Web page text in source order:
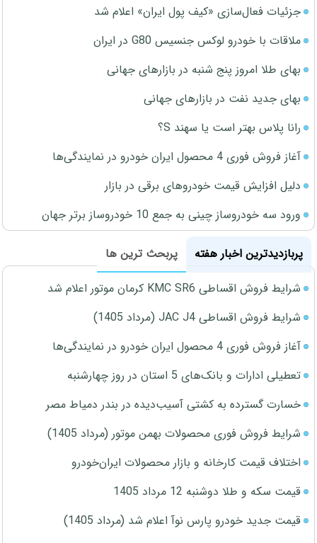
جزئیات فعال‌سازی «کیف پول ایران» اعلام شد
ملاقات با خودرو لوکس جنسیس G80 در ایران
بهای طلا امروز پنج شنبه در بازارهای جهانی
بهای جدید نفت در بازارهای جهانی
رانا پلاس بهتر است یا سهند S؟
آغاز فروش فوری 4 محصول ایران خودرو در نمایندگی‌ها
دلیل افزایش قیمت خودروهای برقی در بازار
ورود سه خودروساز چینی به جمع 10 خودروساز برتر جهان
پربازدیدترین اخبار هفته
پربحث ترین ها
شرایط فروش اقساطی KMC SR6 کرمان موتور اعلام شد
شرایط فروش اقساطی JAC J4 (مرداد 1405)
آغاز فروش فوری 4 محصول ایران خودرو در نمایندگی‌ها
تعطیلی ادارات و بانک‌های 5 استان در روز چهارشنبه
خسارت گسترده به کشتی آسیب‌دیده در بندر دمیاط مصر
شرایط فروش فوری محصولات بهمن موتور (مرداد 1405)
اختلاف قیمت کارخانه و بازار محصولات ایران‌خودرو
قیمت سکه و طلا دوشنبه 12 مرداد 1405
قیمت جدید خودرو پارس نوآ اعلام شد (مرداد 1405)